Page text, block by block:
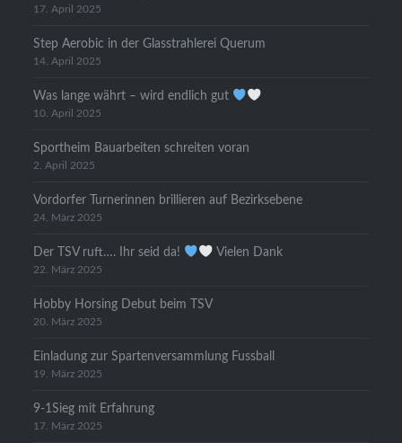
17. April 2025
Step Aerobic in der Glasstrahlerei Querum
14. April 2025
Was lange währt – wird endlich gut
10. April 2025
Sportheim Bauarbeiten schreiten voran
2. April 2025
Vordorfer Turnerinnen brillieren auf Bezirksebene
24. März 2025
Der TSV ruft…. Ihr seid da! Vielen Dank
22. März 2025
Hobby Horsing Debut beim TSV
20. März 2025
Einladung zur Spartenversammlung Fussball
19. März 2025
9-1Sieg mit Erfahrung
17. März 2025